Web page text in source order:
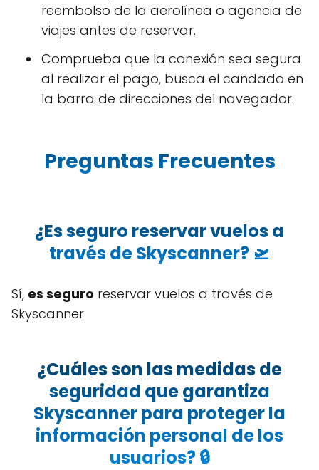
reembolso de la aerolínea o agencia de
viajes antes de reservar.
Comprueba que la conexión sea segura
al realizar el pago, busca el candado en
la barra de direcciones del navegador.
Preguntas Frecuentes
¿Es seguro reservar vuelos a
través de Skyscanner? 🛫
Sí, es seguro reservar vuelos a través de
Skyscanner.
¿Cuáles son las medidas de
seguridad que garantiza
Skyscanner para proteger la
información personal de los
usuarios? 🔒